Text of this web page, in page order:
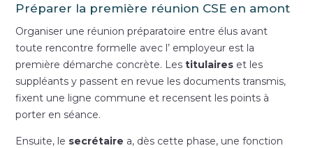
Préparer la première réunion CSE en amont
Organiser une réunion préparatoire entre élus avant
toute rencontre formelle avec l’ employeur est la
première démarche concrète. Lestitulaires et les
suppléants y passent en revue les documents transmis,
fixent une ligne commune et recensent les points à
porter en séance.
Ensuite, le secrétaire a, dès cette phase, une fonction